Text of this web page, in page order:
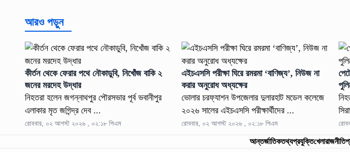
আরও পড়ুন
কীর্তন থেকে ফেরার পথে নৌকাডুবি, নিখোঁজ বাকি ২
জনের মরদেহ উদ্ধার
নিহতরা হলেন জগন্নাথপুর পৌরসভার পূর্ব ভবানীপুর
এলাকার মৃত জগিন্দ্র দেব ...
রোববার, ০২ আগস্ট ২০২৬ , ০২:১৮ পিএম
এইচএসসি পরীক্ষা ঘিরে রমরমা ‘বাণিজ্য’, নিউজ না
করার অনুরোধ অধ্যক্ষের
ভোলার চরফ্যাশন উপজেলার দুলারহাট মডেল কলেজে
২০২৬ সালের এইচএসসি পরীক্ষার্থীদের ...
রোববার, ০২ আগস্ট ২০২৬ , ০২:১৮ পিএম
আন্তর্জাতিকতথ্যপ্রযুক্তিখেলারাজনীতি